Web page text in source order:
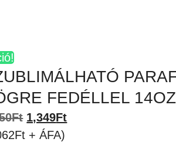
FEDÉLLEL 14OZ
Ft Original
price
1,349FtCurrent
+ ÁFA)